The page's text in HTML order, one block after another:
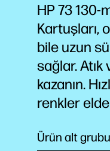
HP 73 130-
Kartuşları,
bile uzun
sağlar. Atık
kazanın.
renkler
Ürün alt